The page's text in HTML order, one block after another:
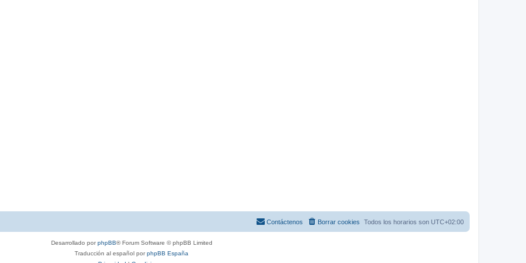
Todos los horarios son UTC+02:00
Borrar cookies
Contáctenos
Desarrollado porphpBB® Forum Software © phpBB Limited
Traducción al español porphpBB España